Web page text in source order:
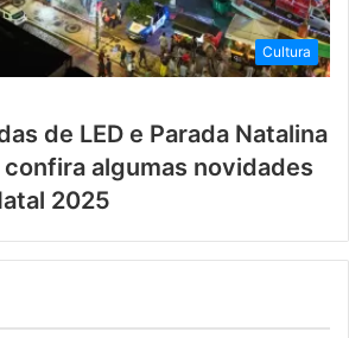
Cultura
de LED e Parada Natalina
algumas novidades
2025